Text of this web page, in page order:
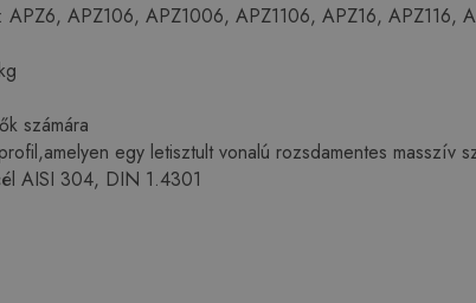
APZ6, APZ106, APZ1006, APZ1106, APZ16, APZ116,
számára
egy letisztult vonalú rozsdamentes masszív
AISI 304, DIN 1.4301